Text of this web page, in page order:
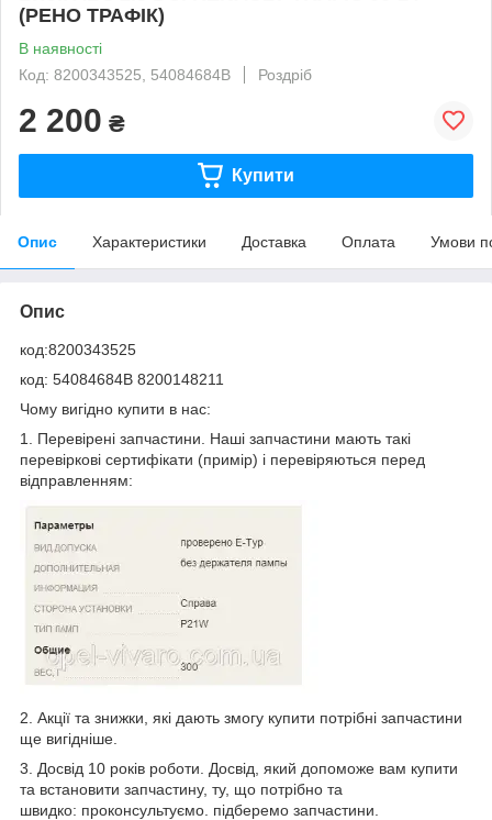
(РЕНО ТРАФІК)
В наявності
Код: 8200343525, 54084684В
Роздріб
2 200 ₴
Купити
Опис Характеристики Доставка Оплата Умови
Опис
код:8200343525
код: 54084684В 8200148211
Чому вигідно купити в нас:
1. Перевірені запчастини. Наші запчастини мають такі
перевіркові сертифікати (примір) і перевіряються перед
відправленням:
2. Акції та знижки, які дають змогу купити потрібні запчастини
ще вигідніше.
3. Досвід 10 років роботи. Досвід, який допоможе вам купити
та встановити запчастину, ту, що потрібно та
швидко: проконсультуємо. підберемо запчастини.